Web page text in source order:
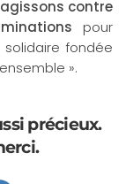
contre
pour
fondée
».
précieux.